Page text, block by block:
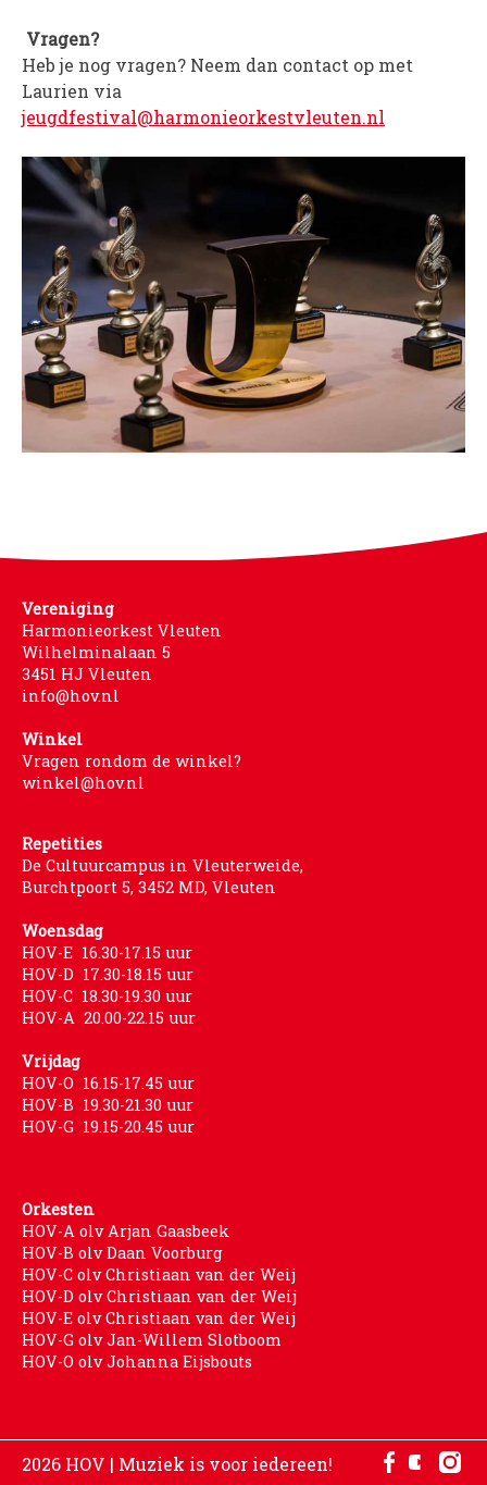
Vragen?
Heb je nog vragen? Neem dan contact op met
Laurien via
jeugdfestival@harmonieorkestvleuten.nl
Vereniging
Harmonieorkest Vleuten
Wilhelminalaan 5
3451 HJ Vleuten
info@hov.nl
Winkel
Vragen rondom de winkel?
winkel@hov.nl
Repetities
De Cultuurcampus in Vleuterweide,
Burchtpoort 5, 3452 MD, Vleuten
Woensdag
HOV-E 16.30-17.15 uur
HOV-D 17.30-18.15 uur
HOV-C 18.30-19.30 uur
HOV-A 20.00-22.15 uur
Vrijdag
HOV-O 16.15-17.45 uur
HOV-B 19.30-21.30 uur
HOV-G 19.15-20.45 uur
Orkesten
HOV-A olv Arjan Gaasbeek
HOV-B olv Daan Voorburg
HOV-C olv Christiaan van der Weij
HOV-D olv Christiaan van der Weij
HOV-E olv Christiaan van der Weij
HOV-G olv Jan-Willem Slotboom
HOV-O olv Johanna Eijsbouts
2026 HOV | Muziek is voor iedereen!